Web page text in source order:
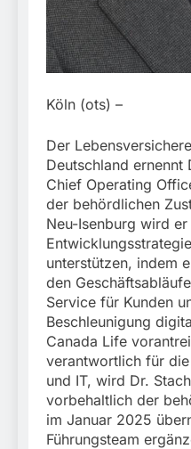
Köln (ots) –
Der
Deutschland ernennt
Chief Operating
der behördlichen
Neu-Isenburg wird
unterstützen, indem
den
Service für Kunden
Beschleunigung
Canada Life
verantwortlich für
und IT, wird Dr.
vorbehaltlich der
im Januar 2025
Führungsteam